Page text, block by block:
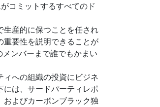
コミットするすべてのド
産的に保つことを任され
重要性を説明できることが
ンバーまで誰でもかまい
への組織の投資にビジネ
は、サードパーティレポ
よびカーボンブラック独